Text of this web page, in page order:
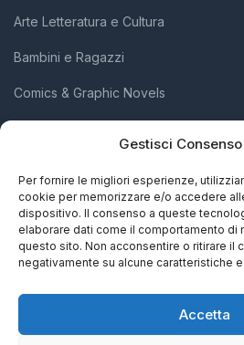
Gestisci
Per fornire le migliori esperienze,
cookie per memorizzare e/o accedere
dispositivo. Il consenso a queste
elaborare dati come il comportamento di
questo sito. Non acconsentire o ritirare il
negativamente su alcune caratteristiche
Accetta
Arte Letteratura e Cultura
Bambini e Ragazzi
Comics & Graphic Novels
Società e Attivismo
Storia Biografie e Memorie